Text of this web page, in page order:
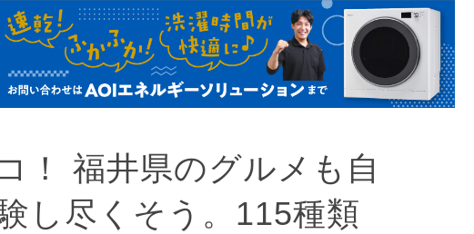
！ 福井県のグルメも自
し尽くそう。115種類